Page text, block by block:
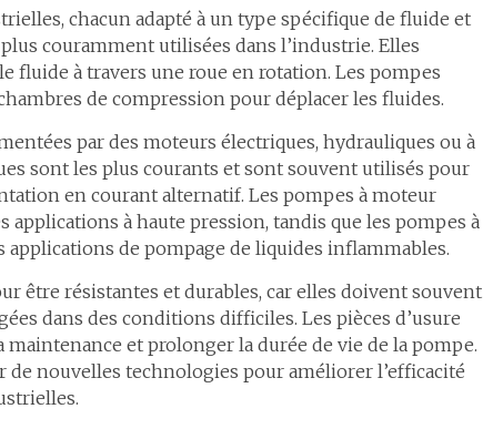
chacun adapté à un type spécifique de fluide et
couramment utilisées dans l’industrie. Elles
fluide à travers une roue en rotation. Les pompes
de compression pour déplacer les fluides.
par des moteurs électriques, hydrauliques ou à
sont les plus courants et sont souvent utilisés pour
en courant alternatif. Les pompes à moteur
à haute pression, tandis que les pompes à
de pompage de liquides inflammables.
être résistantes et durables, car elles doivent souvent
dans des conditions difficiles. Les pièces d’usure
et prolonger la durée de vie de la pompe.
nouvelles technologies pour améliorer l’efficacité